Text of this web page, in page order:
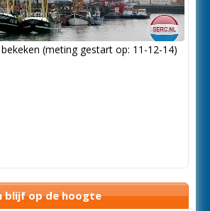
(meting gestart op: 11-12-14)
blijf op de hoogte